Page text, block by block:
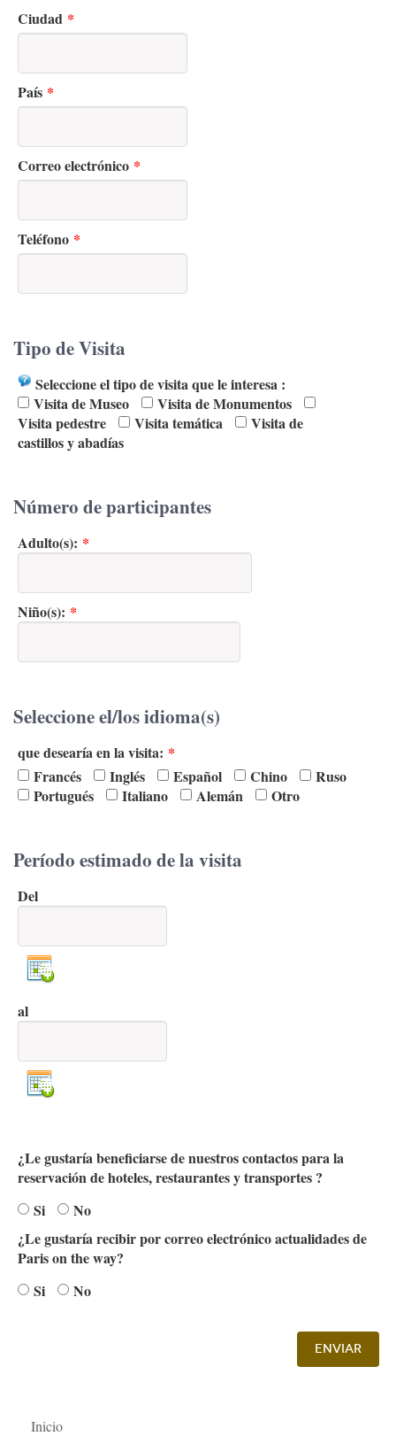
Ciudad *
País *
Correo electrónico *
Teléfono *
Tipo de Visita
Seleccione el tipo de visita que le interesa :
Visita de Museo
Visita de Monumentos
Visita pedestre
Visita temática
Visita de
castillos y abadías
Número de participantes
Adulto(s): *
Niño(s): *
Seleccione el/los idioma(s)
que desearía en la visita: *
Francés
Inglés Español Chino
Ruso
Portugués
Italiano Alemán Otro
Período estimado de la visita
Del
Abrir el calendario
al
Abrir el calendario
¿Le gustaría beneficiarse de nuestros contactos para la
reservación de hoteles, restaurantes y transportes ?
Si
No
¿Le gustaría recibir por correo electrónico actualidades de
Paris on the way?
Si
No
Enviar
Inicio